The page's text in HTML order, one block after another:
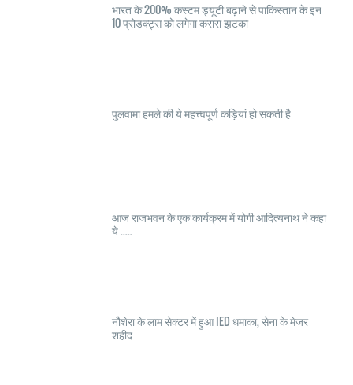
भारत के 200% कस्टम ड्यूटी बढ़ाने से पाकिस्तान के इन
10 प्रोडक्ट्स को लगेगा करारा झटका
पुलवामा हमले की ये महत्त्वपूर्ण कड़ियां हो सकती है
आज राजभवन के एक कार्यक्रम में योगी आदित्यनाथ ने कहा
ये .....
नौशेरा के लाम सेक्टर में हुआ IED धमाका, सेना के मेजर
शहीद